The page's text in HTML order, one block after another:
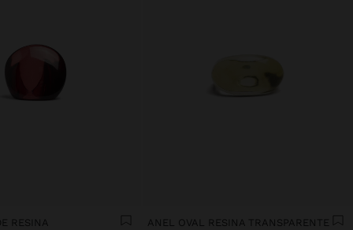
RESINA
ANEL OVAL RESINA TRANSPARENTE